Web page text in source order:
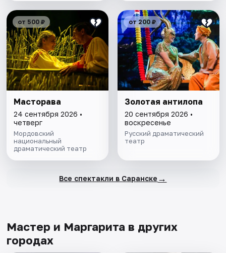
от 500 ₽
Масторава
24 сентября 2026 •
четверг
Мордовский
национальный
драматический театр
от 200 ₽
Золотая антилопа
20 сентября 2026 •
воскресенье
Русский драматический
театр
Все спектакли в Саранске →
Мастер и Маргарита в других
городах